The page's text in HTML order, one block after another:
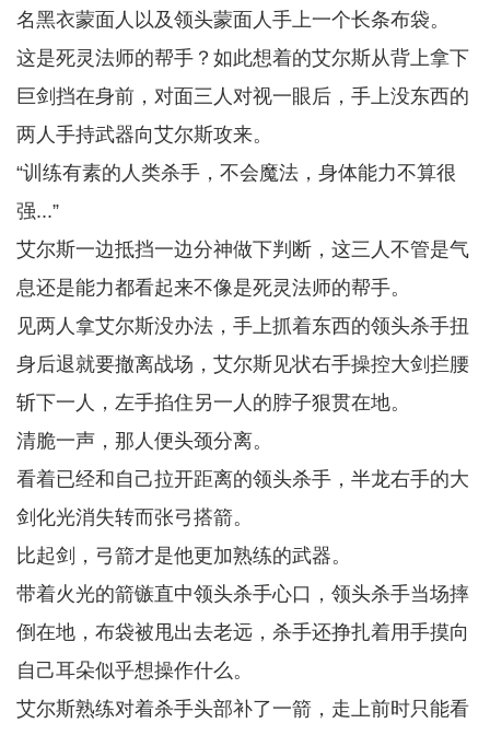
名黑衣蒙面人以及领头蒙面人手上一个长条布袋。
这是死灵法师的帮手？如此想着的艾尔斯从背上拿下
巨剑挡在身前，对面三人对视一眼后，手上没东西的
两人手持武器向艾尔斯攻来。
“训练有素的人类杀手，不会魔法，身体能力不算很
强...”
艾尔斯一边抵挡一边分神做下判断，这三人不管是气
息还是能力都看起来不像是死灵法师的帮手。
见两人拿艾尔斯没办法，手上抓着东西的领头杀手扭
身后退就要撤离战场，艾尔斯见状右手操控大剑拦腰
斩下一人，左手掐住另一人的脖子狠贯在地。
清脆一声，那人便头颈分离。
看着已经和自己拉开距离的领头杀手，半龙右手的大
剑化光消失转而张弓搭箭。
比起剑，弓箭才是他更加熟练的武器。
带着火光的箭镞直中领头杀手心口，领头杀手当场摔
倒在地，布袋被甩出去老远，杀手还挣扎着用手摸向
自己耳朵似乎想操作什么。
艾尔斯熟练对着杀手头部补了一箭，走上前时只能看